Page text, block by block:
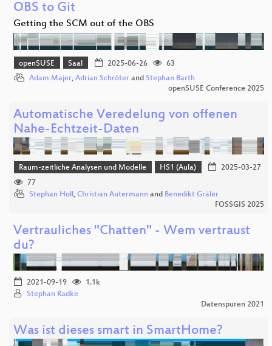
OBS to Git
Getting the SCM out of the OBS
openSUSE Saal 2025-06-26
63
Adam Majer, Adrian Schröter and Stephan Barth
openSUSE Conference 2025
Automatische Veredelung von offenen
Nahe-Echtzeit-Daten
Raum-zeitliche Analysen und Modelle HS1 (Aula)
2025-03-27
77
Stephan Holl , Christian Autermann and Benedikt Gräler
FOSSGIS 2025
Vertrauliches "Chatten" - Wem vertraust
du?
2021-09-19
1.1k
Stephan Radke
Datenspuren 2021
Was ist dieses smart in SmartHome?